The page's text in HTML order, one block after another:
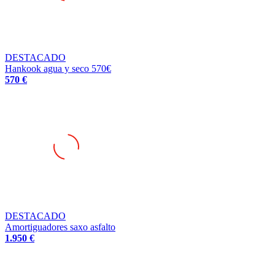
DESTACADO
Hankook agua y seco 570€
570 €
DESTACADO
Amortiguadores saxo asfalto
1.950 €